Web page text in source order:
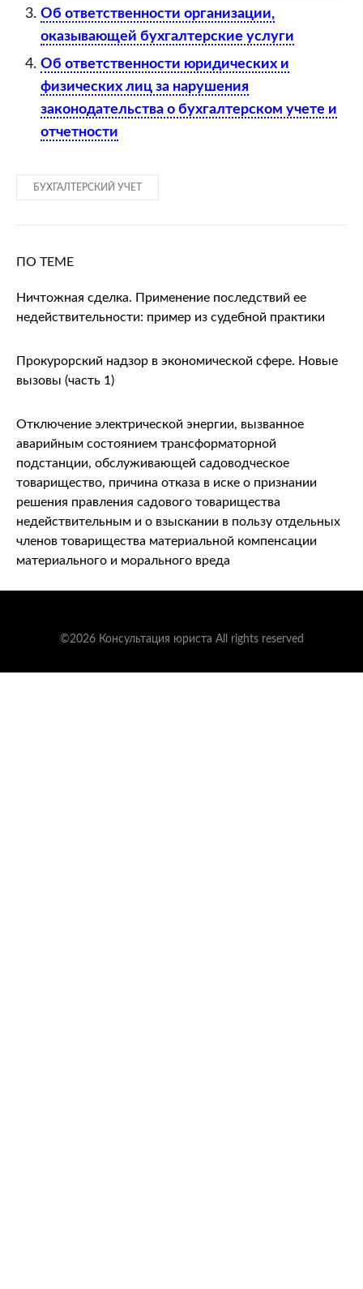
Об ответственности организации,
оказывающей бухгалтерские услуги
Об ответственности юридических и
физических лиц за нарушения
законодательства о бухгалтерском учете и
отчетности
БУХГАЛТЕРСКИЙ УЧЕТ
ПО ТЕМЕ
Ничтожная сделка. Применение последствий ее
недействительности: пример из судебной практики
Прокурорский надзор в экономической сфере. Новые
вызовы (часть 1)
Отключение электрической энергии, вызванное
аварийным состоянием трансформаторной
подстанции, обслуживающей садоводческое
товарищество, причина отказа в иске о признании
решения правления садового товарищества
недействительным и о взыскании в пользу отдельных
членов товарищества материальной компенсации
материального и морального вреда
©2026 Консультация юриста All rights reserved